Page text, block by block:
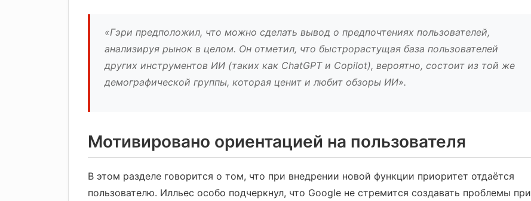
«Гэри предположил, что можно сделать вывод о предпочтениях пользователей,
анализируя рынок в целом. Он отметил, что быстрорастущая база пользователей
других инструментов ИИ (таких как ChatGPT и Copilot), вероятно, состоит из той же
демографической группы, которая ценит и любит обзоры ИИ».
Мотивировано ориентацией на пользователя
В этом разделе говорится о том, что при внедрении новой функции приоритет отдаётся
пользователю. Илльес особо подчеркнул, что Google не стремится создавать проблемы при